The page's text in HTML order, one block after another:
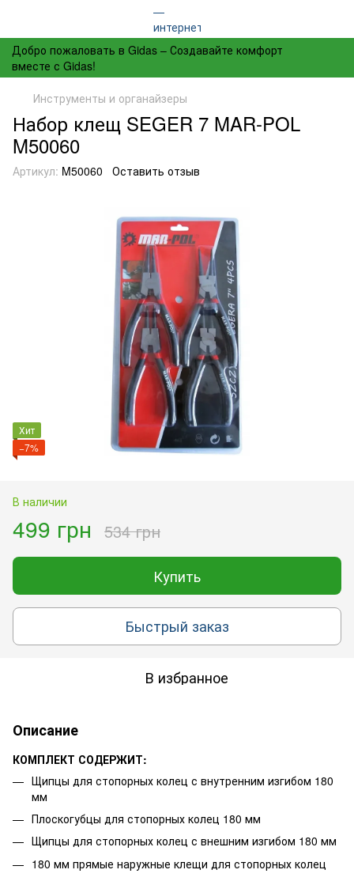
Добро пожаловать в Gidas – Создавайте комфорт
вместе с Gidas!
Инструменты и органайзеры
Набор клещ SEGER 7 MAR-POL
M50060
Артикул: M50060 Оставить отзыв
Хит
−7%
В наличии
499 грн 534 грн
Купить
Быстрый заказ
В избранное
Описание
КОМПЛЕКТ СОДЕРЖИТ:
Щипцы для стопорных колец с внутренним изгибом 180
мм
Плоскогубцы для стопорных колец 180 мм
Щипцы для стопорных колец с внешним изгибом 180 мм
180 мм прямые наружные клещи для стопорных колец